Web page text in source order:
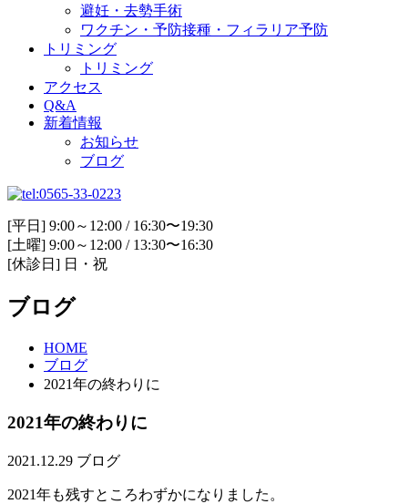
避妊・去勢手術
ワクチン・予防接種・フィラリア予防
トリミング
トリミング
アクセス
Q&A
新着情報
お知らせ
ブログ
[平日] 9:00～12:00 / 16:30〜19:30
[土曜] 9:00～12:00 / 13:30〜16:30
[休診日] 日・祝
ブログ
HOME
ブログ
2021年の終わりに
2021年の終わりに
2021.12.29 ブログ
2021年も残すところわずかになりました。